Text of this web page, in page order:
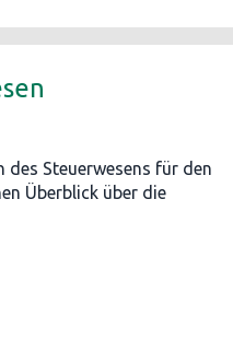
des Steuerwesens für den
Überblick über die